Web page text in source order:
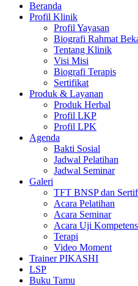
Beranda
Profil Klinik
Profil Yayasan
Biografi Rahmat
Tentang Klinik
Visi Misi
Biografi Terapis
Sertifikat
Produk & Layanan
Produk Herbal
Profil LKP
Profil LPK
Agenda
Bakti Sosial
Jadwal Pelatihan
Jadwal Seminar
Galeri
TFT BNSP dan
Acara Pelatihan
Acara Seminar
Acara Uji
Terapi
Video Moment
Trainer PIKASHI
LSP
Buku Tamu